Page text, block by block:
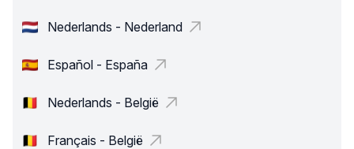
Nederlands - Nederland
Español - España
Nederlands - België
Français - België